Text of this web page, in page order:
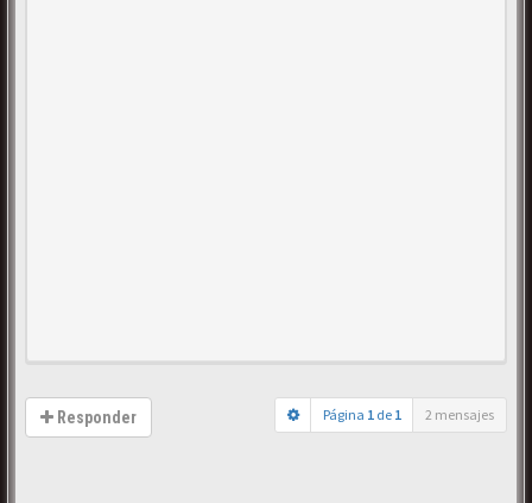
Responder Página 1 de 1 2 mensajes